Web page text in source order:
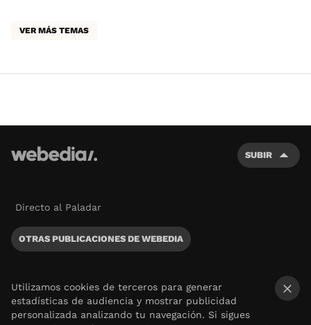
VER MÁS TEMAS
SUBIR
Directo al Paladar
OTRAS PUBLICACIONES DE WEBEDIA
Utilizamos cookies de terceros para generar
estadísticas de audiencia y mostrar publicidad
personalizada analizando tu navegación. Si sigues